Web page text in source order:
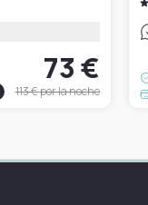
73 €
113 €por la noche